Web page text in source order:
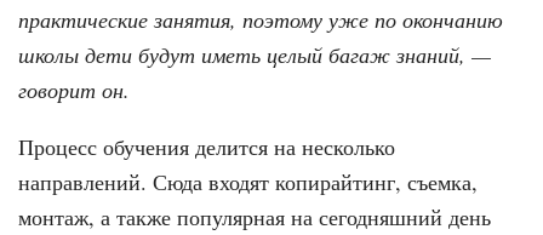
практические занятия, поэтому уже по окончанию
школы дети будут иметь целый багаж знаний, —
говорит он.
Процесс обучения делится на несколько
направлений. Сюда входят копирайтинг, съемка,
монтаж, а также популярная на сегодняшний день